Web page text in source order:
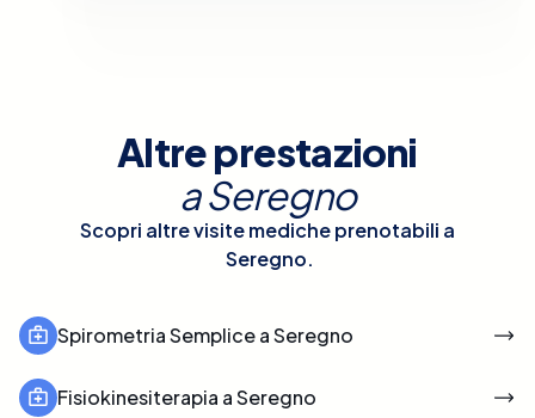
Altre prestazioni
aSeregno
Scopri altre visite mediche prenotabili a
Seregno.
Spirometria Semplice a Seregno
Fisiokinesiterapia a Seregno